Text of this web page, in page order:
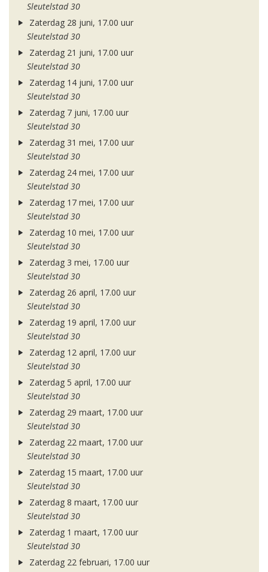
Sleutelstad 30
Zaterdag 28 juni, 17.00 uur
Sleutelstad 30
Zaterdag 21 juni, 17.00 uur
Sleutelstad 30
Zaterdag 14 juni, 17.00 uur
Sleutelstad 30
Zaterdag 7 juni, 17.00 uur
Sleutelstad 30
Zaterdag 31 mei, 17.00 uur
Sleutelstad 30
Zaterdag 24 mei, 17.00 uur
Sleutelstad 30
Zaterdag 17 mei, 17.00 uur
Sleutelstad 30
Zaterdag 10 mei, 17.00 uur
Sleutelstad 30
Zaterdag 3 mei, 17.00 uur
Sleutelstad 30
Zaterdag 26 april, 17.00 uur
Sleutelstad 30
Zaterdag 19 april, 17.00 uur
Sleutelstad 30
Zaterdag 12 april, 17.00 uur
Sleutelstad 30
Zaterdag 5 april, 17.00 uur
Sleutelstad 30
Zaterdag 29 maart, 17.00 uur
Sleutelstad 30
Zaterdag 22 maart, 17.00 uur
Sleutelstad 30
Zaterdag 15 maart, 17.00 uur
Sleutelstad 30
Zaterdag 8 maart, 17.00 uur
Sleutelstad 30
Zaterdag 1 maart, 17.00 uur
Sleutelstad 30
Zaterdag 22 februari, 17.00 uur